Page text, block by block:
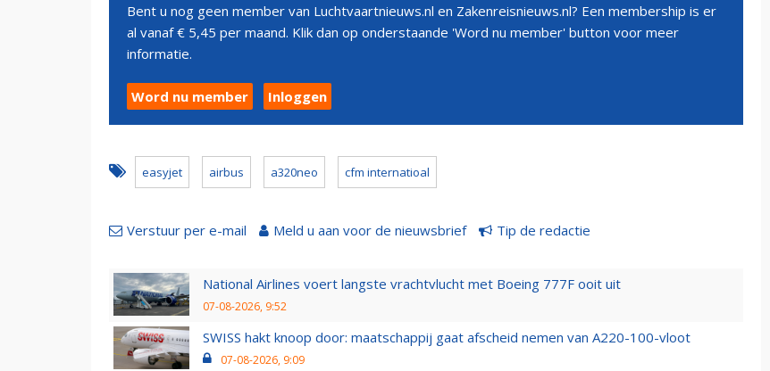
Bent u nog geen member van Luchtvaartnieuws.nl en Zakenreisnieuws.nl? Een membership is er
al vanaf € 5,45 per maand. Klik dan op onderstaande 'Word nu member' button voor meer
informatie.
Word nu member Inloggen
easyjet airbus a320neo cfm internatioal
Verstuur per e-mail Meld u aan voor de nieuwsbrief Tip de redactie
National Airlines voert langste vrachtvlucht met Boeing 777F ooit uit
07-08-2026, 9:52
SWISS hakt knoop door: maatschappij gaat afscheid nemen van A220-100-vloot
07-08-2026, 9:09